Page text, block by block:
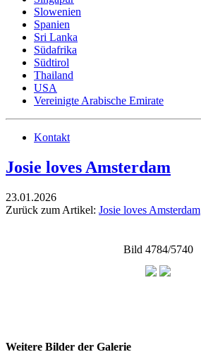
Slowenien
Spanien
Sri Lanka
Südafrika
Südtirol
Thailand
USA
Vereinigte Arabische Emirate
Kontakt
Josie loves Amsterdam
23.01.2026
Zurück zum Artikel: Josie loves Amsterdam
Bild 4784/5740
Weitere Bilder der Galerie